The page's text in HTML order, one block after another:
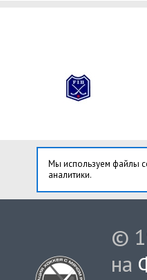
Мы используем файлы
аналитики.
©
на